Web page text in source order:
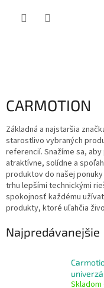
CARMOTION
Základná a najstaršia
starostlivo vybraných
referencií. Snažíme sa,
atraktívne, solídne a
produktov do našej
trhu lepšími technickými
spokojnosť každému
produkty, ktoré uľahčia
Najpredávanejšie
Skladom